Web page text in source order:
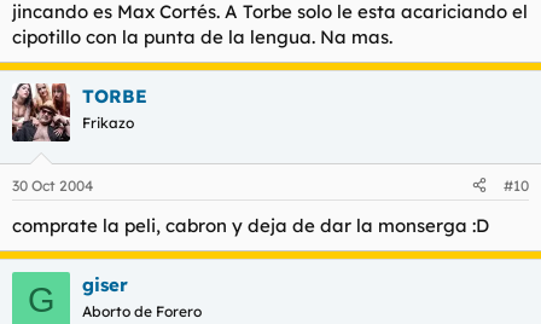
jincando es Max Cortés. A Torbe solo le esta acariciando el
cipotillo con la punta de la lengua. Na mas.
TORBE
Frikazo
30 Oct 2004 #10
comprate la peli, cabron y deja de dar la monserga :D
G giser
Aborto de Forero